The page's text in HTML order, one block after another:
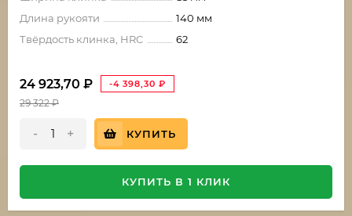
Длина рукояти
140 мм
Твёрдость клинка, HRC
62
24 923,70 ₽ -4 398,30 ₽
29 322₽
- + КУПИТЬ
КУПИТЬ В 1 КЛИК